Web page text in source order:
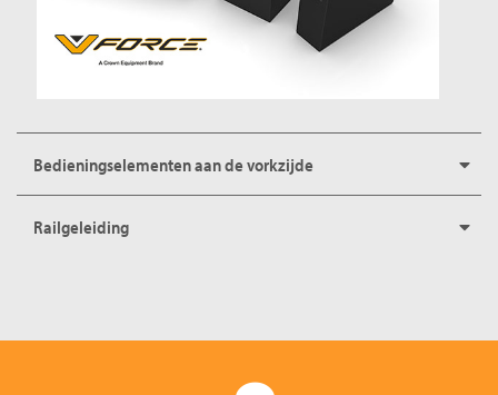
Bedieningselementen aan de vorkzijde
Railgeleiding